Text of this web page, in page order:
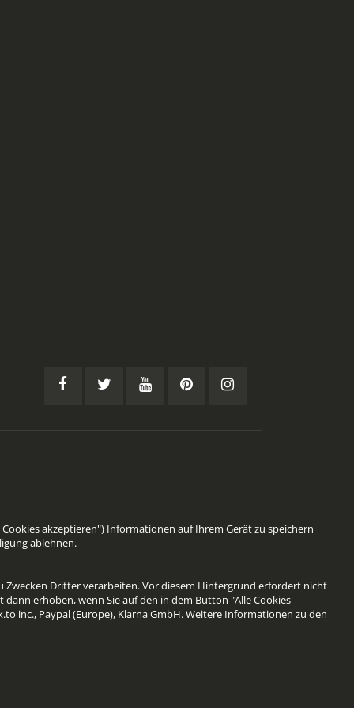
akzeptieren") Informationen auf Ihrem Gerät zu speichern
ablehnen.
Zwecken Dritter verarbeiten. Vor diesem Hintergrund erfordert nicht
erhoben, wenn Sie auf den in dem Button "Alle Cookies
inc., Paypal (Europe), Klarna GmbH. Weitere Informationen zu den
Facebook
in
neuen
Twitter
in
neuen
YouTube
in
neuen
Pinterest
in
neuen
Instagram
in
neuen